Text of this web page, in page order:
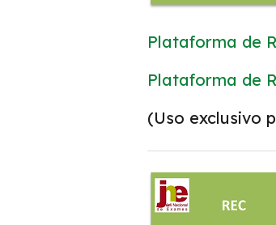
Plataforma de
Plataforma de
(Uso exclusivo